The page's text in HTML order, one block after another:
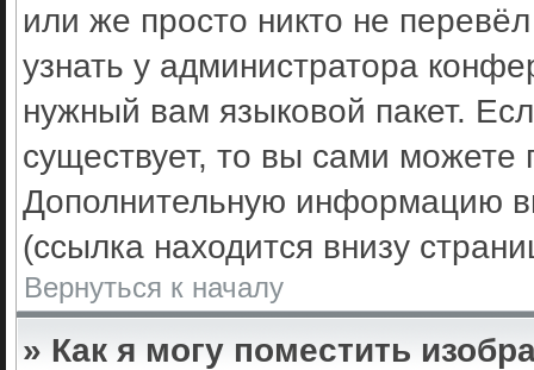
или же просто никто не
узнать у администратора
нужный вам языковой пакет.
существует, то вы сами можете
Дополнительную информацию
(ссылка находится внизу
Вернуться к началу
» Как я могу поместить